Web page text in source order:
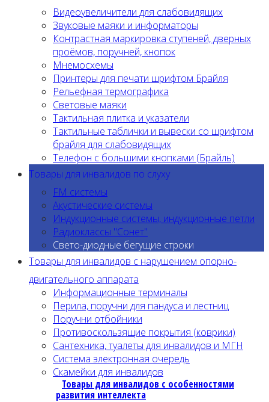
Видеоувеличители для слабовидящих
Звуковые маяки и информаторы
Контрастная маркировка ступеней, дверных
проёмов, поручней, кнопок
Мнемосхемы
Принтеры для печати шрифтом Брайля
Рельефная термографика
Световые маяки
Тактильная плитка и указатели
Тактильные таблички и вывески со шрифтом
брайля для слабовидящих
Телефон с большими кнопками (Брайль)
Товары для инвалидов по слуху
FM системы
Акустические системы
Индукционные системы, индукционные петли
Радиоклассы "Сонет"
Свето-диодные бегущие строки
Товары для инвалидов с нарушением опорно-
двигательного аппарата
Информационные терминалы
Перила, поручни для пандуса и лестниц
Поручни отбойники
Противоскользящие покрытия (коврики)
Сантехника, туалеты для инвалидов и МГН
Система электронная очередь
Скамейки для инвалидов
Товары для инвалидов с особенностями
развития интеллекта